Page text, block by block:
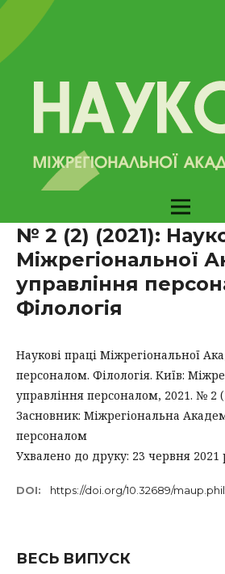
№ 2 (2) (2021):
Міжрегіональної
управління
Філологія
Наукові праці Міжрегіональної
персоналом. Філологія. Київ:
управління персоналом, 2021. № 2
Засновник: Міжрегіональна
персоналом
Ухвалено до друку: 23 червня 2021
DOI: https://doi.org/10.32689/
ВЕСЬ ВИПУСК